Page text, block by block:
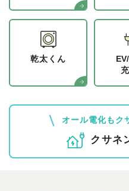
乾太くん
オール電化もク
クサネ